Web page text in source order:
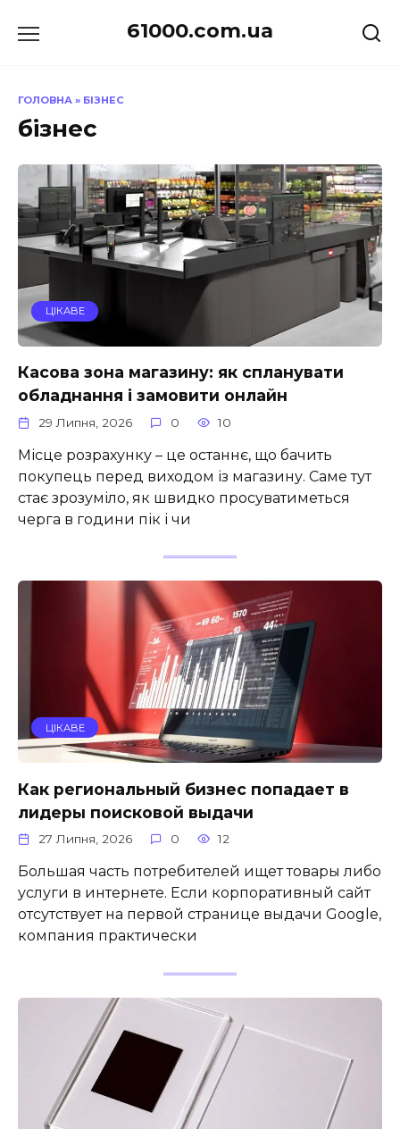
до
61000.com.ua
ГОЛОВНА » БІЗНЕС
бізнес
ЦІКАВЕ
Касова зона магазину: як спланувати
обладнання і замовити онлайн
29 Липня, 2026 0 10
Місце розрахунку – це останнє, що бачить
покупець перед виходом із магазину. Саме тут
стає зрозуміло, як швидко просуватиметься
черга в години пік і чи
ЦІКАВЕ
Как региональный бизнес попадает в
лидеры поисковой выдачи
27 Липня, 2026 0 12
Большая часть потребителей ищет товары либо
услуги в интернете. Если корпоративный сайт
отсутствует на первой странице выдачи Google,
компания практически